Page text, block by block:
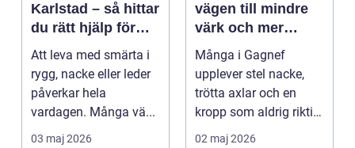
Karlstad – så hittar
du rätt hjälp för
smärta och rehab
Att leva med smärta i
rygg, nacke eller leder
påverkar hela
vardagen. Många vä...
03 maj 2026
vägen till mindre
värk och mer
vardagsenergi
Många i Gagnef
upplever stel nacke,
trötta axlar och en
kropp som aldrig riktigt
hinner återhämta si...
02 maj 2026